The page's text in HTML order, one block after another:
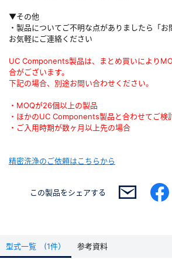
▼その他
・製品についてご不明な点がありましたら「
お気軽にご連絡ください
UC Components製品は、まとめ買いにより
合がございます。
下記の場合、別途お問い合わせください。
・MOQが26個以上の製品
・ほかのUC Components製品と合わせてご検
・ご入用時期が数ヶ月以上先の場合
精密洗浄のご依頼はこちらから
この製品をシェアする
型式一覧 (1件） 参考資料